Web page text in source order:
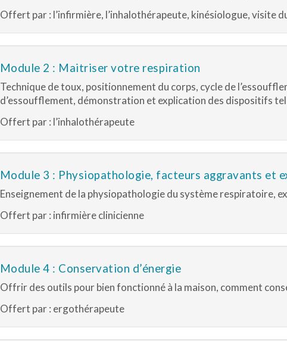
Offert par : l’infirmière, l’inhalothérapeute, kinésiologue, visite
Module 2 : Maitriser votre respiration
Technique de toux, positionnement du corps, cycle de
d’essoufflement, démonstration et explication des dispositifs
Offert par : l’inhalothérapeute
Module 3 : Physiopathologie, facteurs aggravants et
Enseignement de la physiopathologie du système respiratoire,
Offert par : infirmière clinicienne
Module 4 : Conservation d’énergie
Offrir des outils pour bien fonctionné à la maison, comment
Offert par : ergothérapeute